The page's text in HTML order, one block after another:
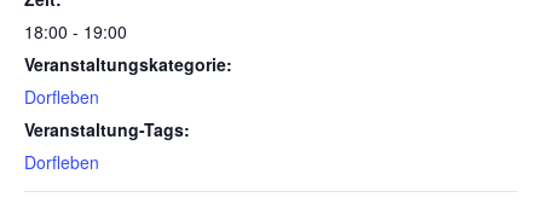
18:00 - 19:00
Veranstaltungskategorie:
Dorfleben
Veranstaltung-Tags:
Dorfleben